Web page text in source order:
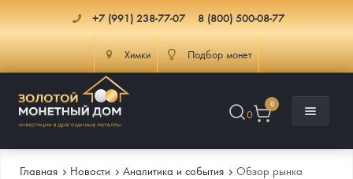
+7 (991) 238-77-07 8 (800) 500-08-77
Химки Подбор монет
0
0
Главная Новости Аналитика и события
Обзор рынка